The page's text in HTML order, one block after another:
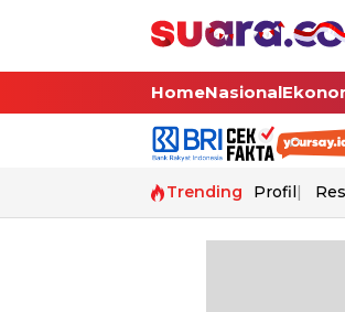
HomeNasional
Trending Profil